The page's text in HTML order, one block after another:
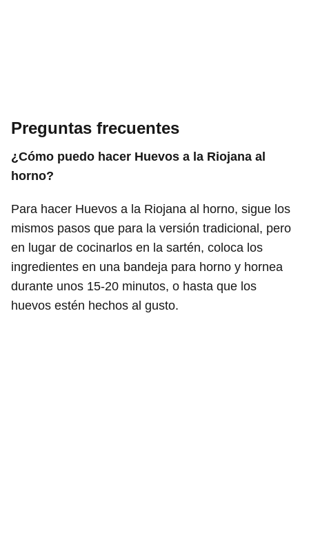
Preguntas frecuentes
¿Cómo puedo hacer Huevos a la Riojana al
horno?
Para hacer Huevos a la Riojana al horno, sigue los
mismos pasos que para la versión tradicional, pero
en lugar de cocinarlos en la sartén, coloca los
ingredientes en una bandeja para horno y hornea
durante unos 15-20 minutos, o hasta que los
huevos estén hechos al gusto.